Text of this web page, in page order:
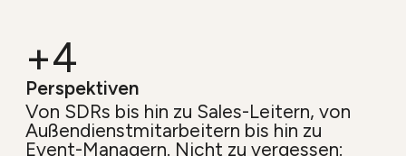
+4
Perspektiven
Von SDRs bis hin zu Sales-Leitern, von
Außendienstmitarbeitern bis hin zu
Event-Managern. Nicht zu vergessen: